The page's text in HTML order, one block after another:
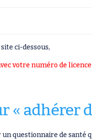
ci-dessous,
votre numéro de licence
« adhérer
questionnaire de santé